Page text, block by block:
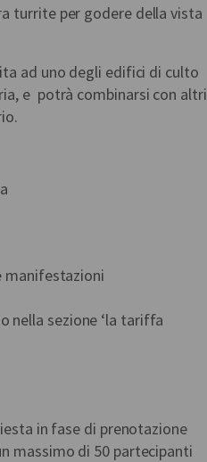
turrite per godere della vista
ad uno degli edifici di culto
e potrà combinarsi con altri
manifestazioni
nella sezione ‘la tariffa
in fase di prenotazione
massimo di 50 partecipanti